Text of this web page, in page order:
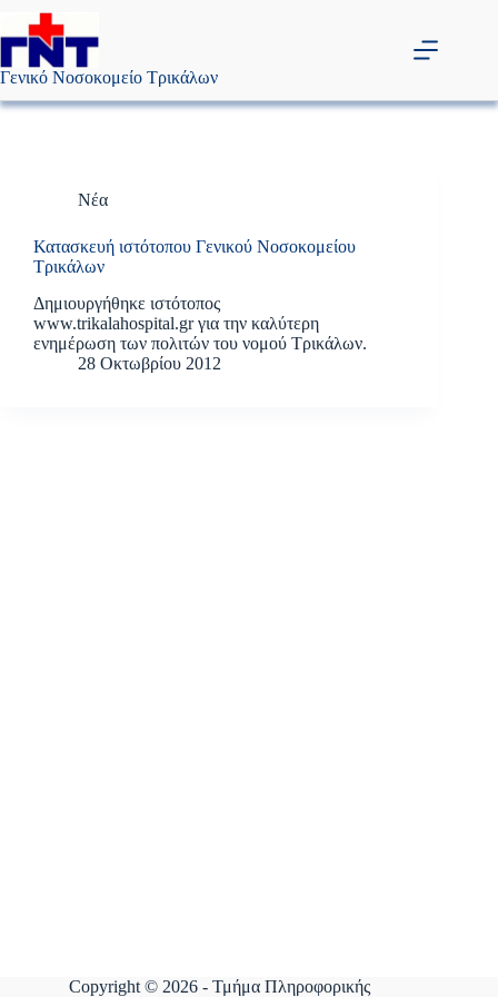
Μετάβαση
περιεχόμενο
Γενικό Νοσοκομείο Τρικάλων
Νέα
Κατασκευή ιστότοπου Γενικού Νοσοκομείου
Τρικάλων
Δημιουργήθηκε ιστότοπος
www.trikalahospital.gr για την καλύτερη
ενημέρωση των πολιτών του νομού Τρικάλων.
28 Οκτωβρίου 2012
Copyright © 2026 - Τμήμα Πληροφορικής